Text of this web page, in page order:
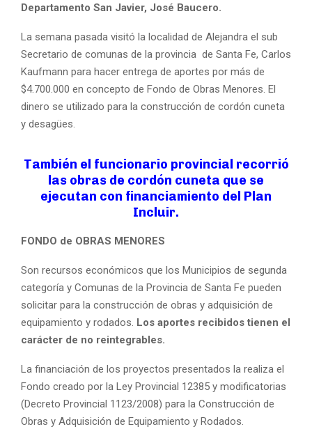
Departamento San Javier, José Baucero.
La semana pasada visitó la localidad de Alejandra el sub
Secretario de comunas de la provincia de Santa Fe, Carlos
Kaufmann para hacer entrega de aportes por más de
$4.700.000 en concepto de Fondo de Obras Menores. El
dinero se utilizado para la construcción de cordón cuneta
y desagües.
También el funcionario provincial recorrió
las obras de cordón cuneta que se
ejecutan con financiamiento del Plan
Incluir.
FONDO de OBRAS MENORES
Son recursos económicos que los Municipios de segunda
categoría y Comunas de la Provincia de Santa Fe pueden
solicitar para la construcción de obras y adquisición de
equipamiento y rodados. Los aportes recibidos tienen el
carácter de no reintegrables.
La financiación de los proyectos presentados la realiza el
Fondo creado por la Ley Provincial 12385 y modificatorias
(Decreto Provincial 1123/2008) para la Construcción de
Obras y Adquisición de Equipamiento y Rodados.